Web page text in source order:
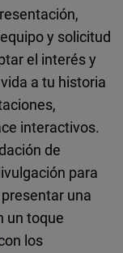
y solicitud
el interés y
a tu historia
interactivos.
de
para
una
un toque
los